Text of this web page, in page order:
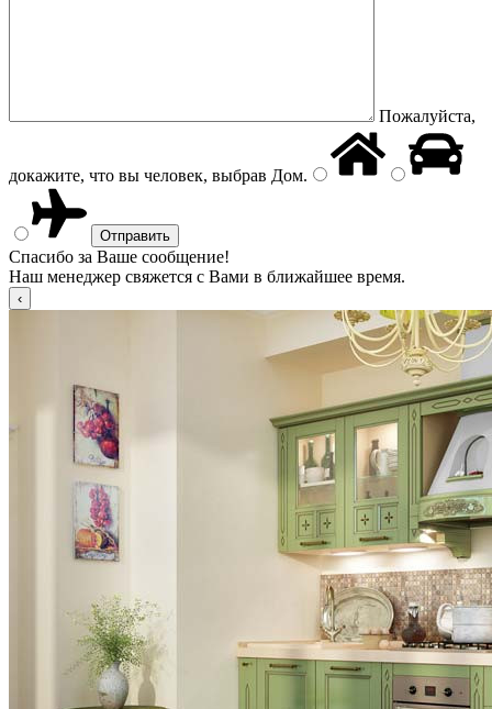
Пожалуйста,
докажите, что вы человек, выбрав Дом.
Спасибо за Ваше сообщение!
Наш менеджер свяжется с Вами в ближайшее время.